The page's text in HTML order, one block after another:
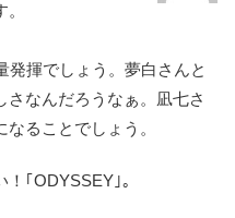
発揮でしょう。夢白さんと
なんだろうなぁ。凪七さ
ることでしょう。
｢ODYSSEY｣。